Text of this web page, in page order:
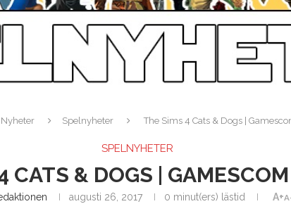
Nyheter Spelnyheter The Sims 4 Cats & Dogs |
SPELNYHETER
CATS & DOGS |
augusti 26, 2017 0 minut(ers) lästid A+